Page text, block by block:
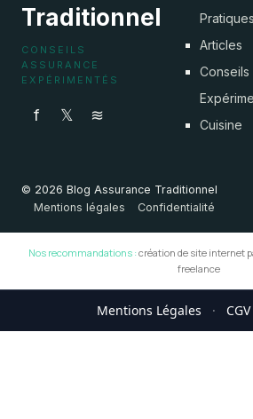
Traditionnel
CONSEILS
ASSURANCE
EXPÉRIMENTÉS
f 𝕏 ≋
Pratiques
Articles
Conseils
Cuisine
© 2026 Blog Assurance Traditionnel
Mentions légales
Confidentialité
Nos recommandations : création de site internet
freelance
Mentions Légales · CGV